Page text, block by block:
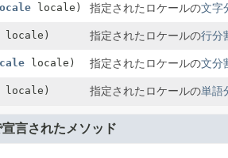
locale) 指定されたロケールの文字
指定されたロケールの行分
locale) 指定されたロケールの文分
指定されたロケールの単語
言されたメソッド